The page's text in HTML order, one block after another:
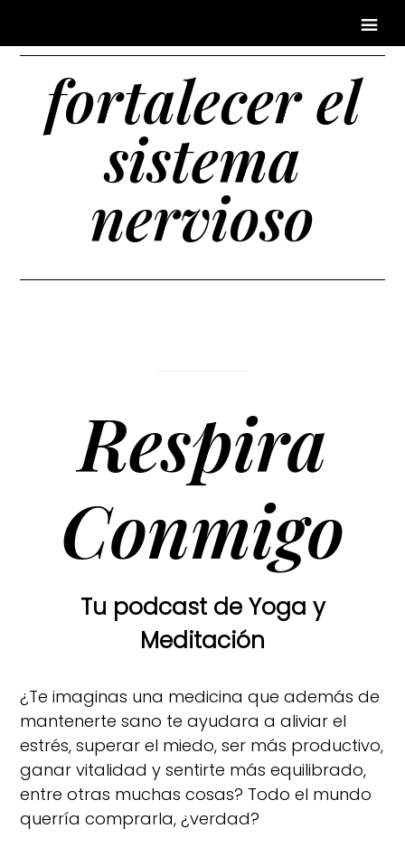
fortalecer el
sistema
nervioso
Respira
Conmigo
Tu podcast de Yoga y
Meditación
¿Te imaginas una medicina que además de
mantenerte sano te ayudara a aliviar el
estrés, superar el miedo, ser más productivo,
ganar vitalidad y sentirte más equilibrado,
entre otras muchas cosas? Todo el mundo
querría comprarla, ¿verdad?